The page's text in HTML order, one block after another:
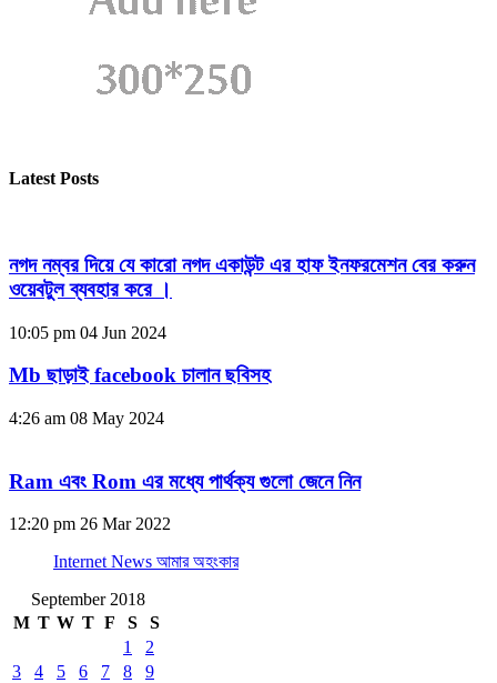
Latest Posts
নগদ নম্বর দিয়ে যে কারো নগদ একাউন্ট এর হাফ ইনফরমেশন বের করুন
ওয়েবটুল ব্যবহার করে ।
10:05 pm 04 Jun 2024
Mb ছাড়াই facebook চালান ছবিসহ
4:26 am 08 May 2024
Ram এবং Rom এর মধ্যে পার্থক্য গুলো জেনে নিন
12:20 pm 26 Mar 2022
Internet News আমার অহংকার
September 2018
M T W T F S
S
1
2
3
4 5 6 7 8
9